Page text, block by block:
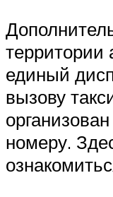
территории
единый
вызову
номеру.